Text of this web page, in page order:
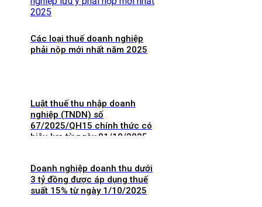
Các loại thuế doanh nghiệp
phải nộp mới nhất năm 2025
Luật thuế thu nhập doanh
nghiệp (TNDN) số
67/2025/QH15 chính thức có
hiệu lực từ ngày 01/10/2025
Doanh nghiệp doanh thu dưới
3 tỷ đồng được áp dụng thuế
suất 15% từ ngày 1/10/2025